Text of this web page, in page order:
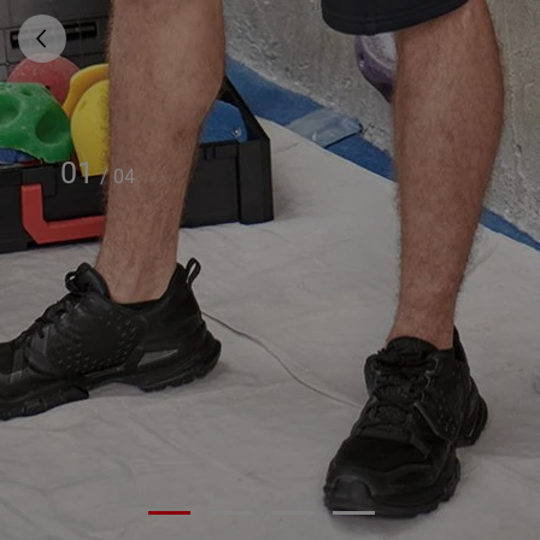
01 / 04